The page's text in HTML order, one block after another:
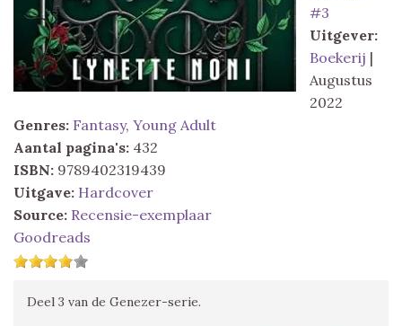
#3
Uitgever:
Boekerij |
Augustus
2022
Genres: Fantasy, Young Adult
Aantal pagina's: 432
ISBN: 9789402319439
Uitgave: Hardcover
Source: Recensie-exemplaar
Goodreads
Deel 3 van de Genezer-serie.